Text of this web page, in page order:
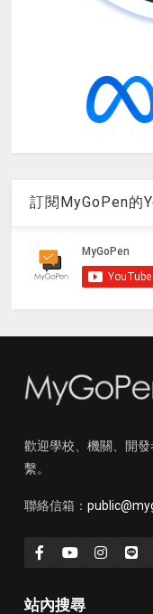
訂閱MyGoPen的
歡迎學校、機關、開
繫。
聯絡信箱：
站內搜尋